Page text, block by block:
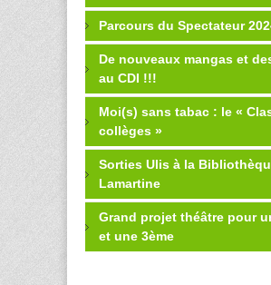
Parcours du Spectateur
De nouveaux mangas et
au CDI !!!
Moi(s) sans tabac : le «
collèges »
Sorties Ulis à la
Lamartine
Grand projet théâtre pour
et une 3ème